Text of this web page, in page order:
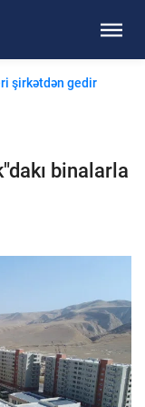
şirkətdən gedir
binalarla